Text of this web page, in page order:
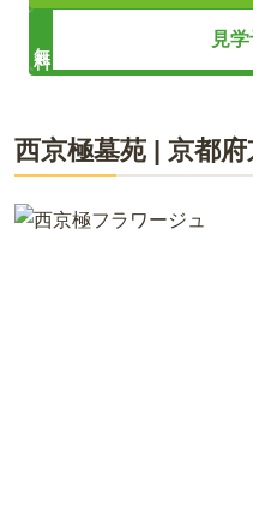
ライフドット編
しい景観と、全タイプ永代供
す。樹木葬から一般墓まで5
様からご家族までライフスタ
びで大切な雰囲気や眺望を
50代・男性
西賀茂行きの市バスに乗っ
約10分ぐらいで着く事が出
ので助かって居ます
見
西京極墓苑 | 京都府